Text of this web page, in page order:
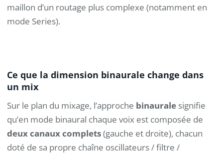
maillon d’un routage plus complexe (notamment en
mode Series).
Ce que la dimension binaurale change dans
un mix
Sur le plan du mixage, l’approche binaurale signifie
qu’en mode binaural chaque voix est composée de
deux canaux complets(gauche et droite), chacun
doté de sa propre chaîne oscillateurs / filtre /